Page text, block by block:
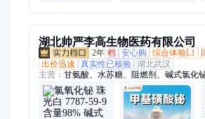
湖北帅严李高生物医药有限公司
2年 档 安心购 综合体验L1
出价迅速
真实性已核验 湖北武汉
主营： 甘氨酸、水苏糖、阻燃剂、碱式氯化
锆、硫酸锂、硫酸锶、硫酸锰、铝酸锌、
黑素、磷酸铁、丙酸铵、苏云金、碳酸镁、
酸铝、王浆酸、椰油胺、赖氨酸、增塑剂、